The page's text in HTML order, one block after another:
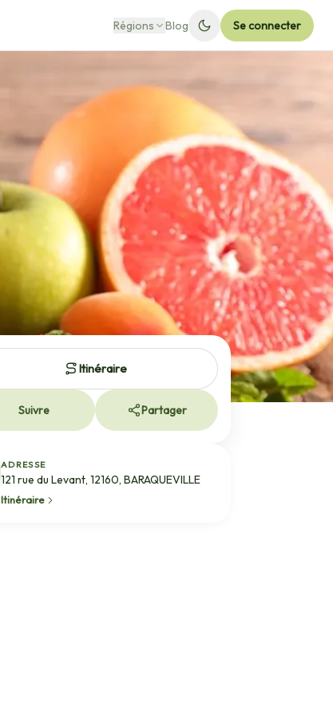
Régions Blog Se connecter
Itinéraire
Suivre Partager
ADRESSE
121 rue du Levant, 12160, BARAQUEVILLE
Itinéraire